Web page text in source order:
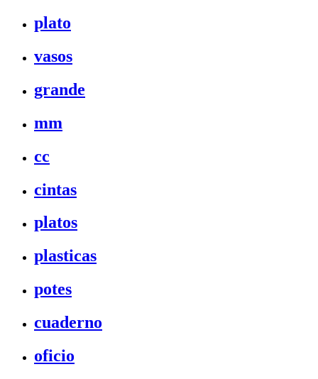
plato
vasos
grande
mm
cc
cintas
platos
plasticas
potes
cuaderno
oficio